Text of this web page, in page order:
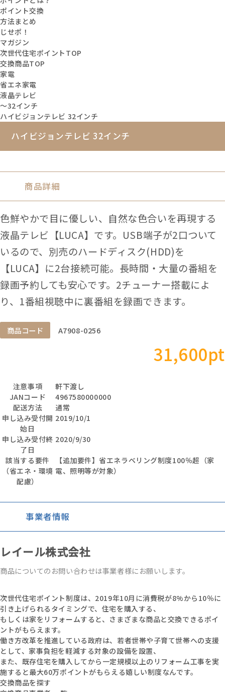
ポイント交換
方法まとめ
じせポ！
マガジン
次世代住宅ポイントTOP
交換商品TOP
家電
省エネ家電
液晶テレビ
～32インチ
ハイビジョンテレビ 32インチ
ハイビジョンテレビ 32インチ
商品詳細
色鮮やかで目に優しい、自然な色合いを再現する
液晶テレビ【LUCA】です。USB端子が2口ついて
いるので、別売のハードディスク(HDD)を
【LUCA】に2台接続可能。長時間・大量の番組を
録画予約しても安心です。2チューナー搭載によ
り、1番組視聴中に裏番組を録画できます。
商品コード A7908-0256
31,600pt
注意事項
軒下渡し
JANコード
4967580000000
配送方法
通常
申し込み受付開
始日
2019/10/1
申し込み受付終
了日
2020/9/30
該当する要件
（省エネ・環境
配慮）
【追加要件】省エネラベリング制度100％超（家
電、照明等が対象）
事業者情報
レイール株式会社
商品についてのお問い合わせは事業者様にお願いします。
次世代住宅ポイント制度は、2019年10月に消費税が8%から10％に
引き上げられるタイミングで、住宅を購入する、
もしくは家をリフォームすると、さまざまな商品と交換できるポイ
ントがもらえます。
働き方改革を推進している政府は、若者世帯や子育て世帯への支援
として、家事負担を軽減する対象の設備を設置、
また、既存住宅を購入してから一定規模以上のリフォーム工事を実
施すると最大60万ポイントがもらえる嬉しい制度なんです。
交換商品を探す